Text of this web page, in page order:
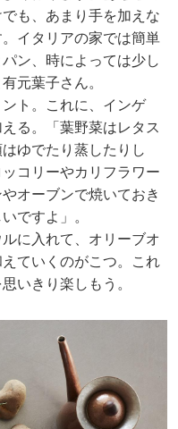
も、あまり手を加えな
イタリアの家では簡単
ン、時によっては少し
元葉子さん。
ト。これに、インゲ
る。「葉野菜はレタス
ゆでたり蒸したりし
コリーやカリフラワー
オーブンで焼いておき
ですよ」。
に入れて、オリーブオ
ていくのがこつ。これ
いきり楽しもう。